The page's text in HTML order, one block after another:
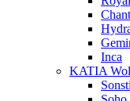
Inca
KATIA